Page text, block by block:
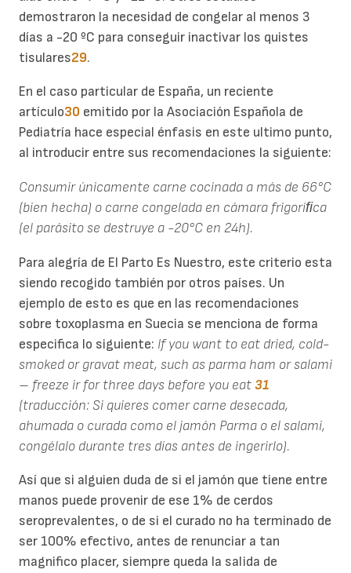
demostraron la necesidad de congelar al menos 3
días a -20 ºC para conseguir inactivar los quistes
tisulares29.
En el caso particular de España, un reciente
artículo30 emitido por la Asociación Española de
Pediatría hace especial énfasis en este ultimo punto,
al introducir entre sus recomendaciones la siguiente:
Consumir únicamente carne cocinada a más de 66°C
(bien hecha) o carne congelada en cámara frigoríﬁca
(el parásito se destruye a -20°C en 24h).
Para alegría de El Parto Es Nuestro, este criterio esta
siendo recogido también por otros países. Un
ejemplo de esto es que en las recomendaciones
sobre toxoplasma en Suecia se menciona de forma
especifica lo siguiente: If you want to eat dried, cold-
smoked or gravat meat, such as parma ham or salami
– freeze ir for three days before you eat31
(traducción: Si quieres comer carne desecada,
ahumada o curada como el jamón Parma o el salami,
congélalo durante tres días antes de ingerirlo).
Así que si alguien duda de si el jamón que tiene entre
manos puede provenir de ese 1% de cerdos
seroprevalentes, o de si el curado no ha terminado de
ser 100% efectivo, antes de renunciar a tan
magnifico placer, siempre queda la salida de